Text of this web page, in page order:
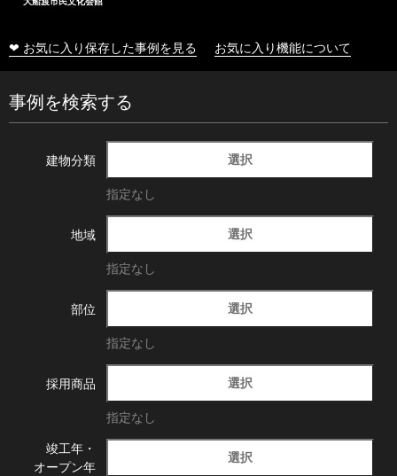
❤ お気に入り保存した事例を見る お気に入り機能について
事例を検索する
建物分類 選択
指定なし
地域 選択
指定なし
部位 選択
指定なし
採用商品 選択
指定なし
竣工年・
オープン年
選択